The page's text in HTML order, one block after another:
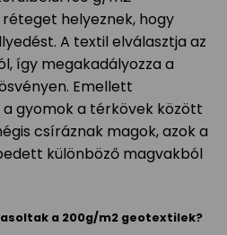
helyeznek, hogy
A textil elválasztja az
így megakadályozza a
Emellett
gyomok a térkövek között
csíráznak magok, azok a
különböző magvakból
a 200g/m2 geotextilek?